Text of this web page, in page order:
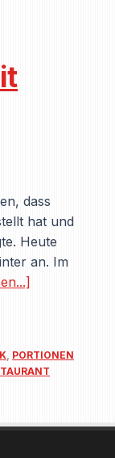
dass
hat und
Heute
an. Im
, PORTIONEN